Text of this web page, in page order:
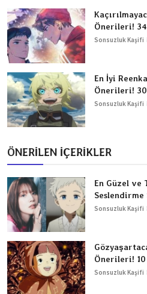
Önerileri!
Sonsuzluk Kaşifi
En İyi
Önerileri!
Sonsuzluk Kaşifi
ÖNERİLEN İÇERİKLER
En Güzel ve
Seslendirme
Sonsuzluk Kaşifi
Önerileri! 10
Sonsuzluk Kaşifi